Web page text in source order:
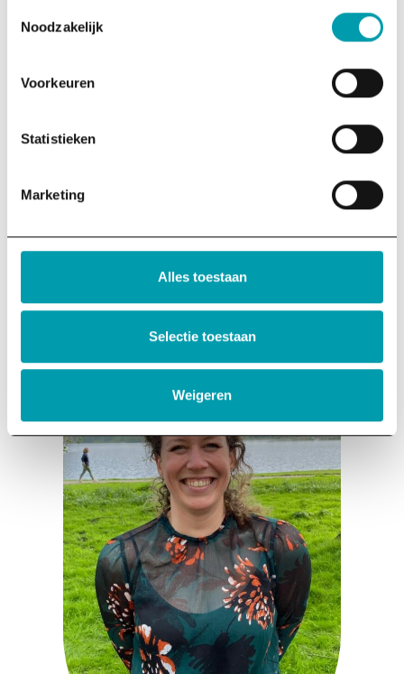
Noodzakelijk
Voorkeuren
Statistieken
Marketing
Alles toestaan
Selectie toestaan
Weigeren